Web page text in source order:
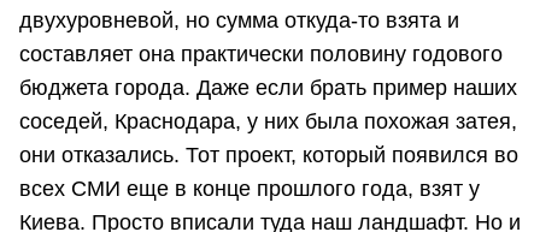
двухуровневой, но сумма откуда-то взята и
составляет она практически половину годового
бюджета города. Даже если брать пример наших
соседей, Краснодара, у них была похожая затея,
они отказались. Тот проект, который появился во
всех СМИ еще в конце прошлого года, взят у
Киева. Просто вписали туда наш ландшафт. Но и